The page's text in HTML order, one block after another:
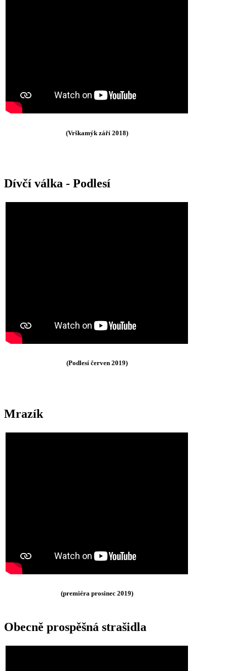
(Vrškamýk září 2018)
Dívčí válka - Podlesí
(Podlesí červen 2019)
Mrazík
(premiéra prosinec 2019)
Obecně prospěšná strašidla